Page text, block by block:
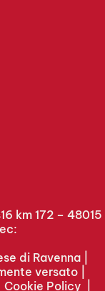
km 172 – 48015
di Ravenna |
versato |
Cookie Policy